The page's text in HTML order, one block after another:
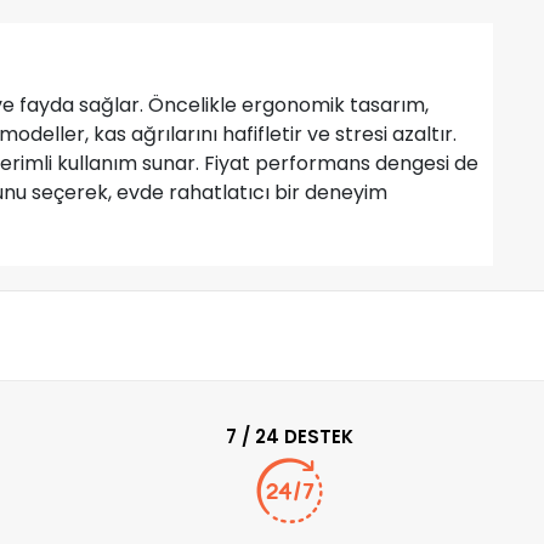
fayda sağlar. Öncelikle ergonomik tasarım,
kas ağrılarını hafifletir ve stresi azaltır.
kullanım sunar. Fiyat performans dengesi de
seçerek, evde rahatlatıcı bir deneyim
7 / 24 DESTEK